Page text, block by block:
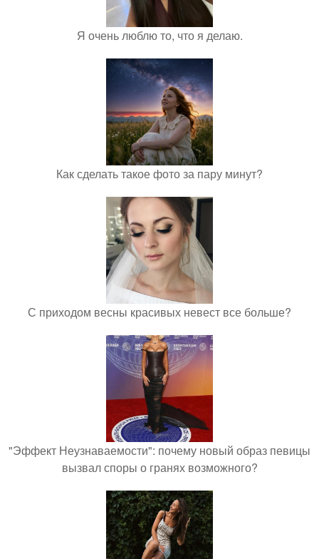
Я очень люблю то, что я делаю.
Как сделать такое фото за пару минут?
С приходом весны красивых невест все больше?
"Эффект Неузнаваемости": почему новый образ певицы
вызвал споры о гранях возможного?